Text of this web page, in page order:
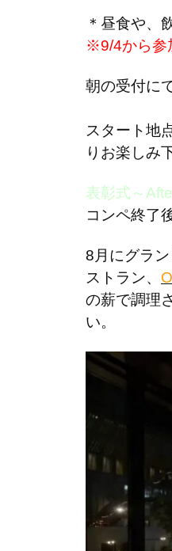
＊昼食や、
※9/4から参
朝の受付に
スタート地
りお楽しみ
表彰式～
コンペ終了
8月にグラ
ストラン、
の薪で調理
い。